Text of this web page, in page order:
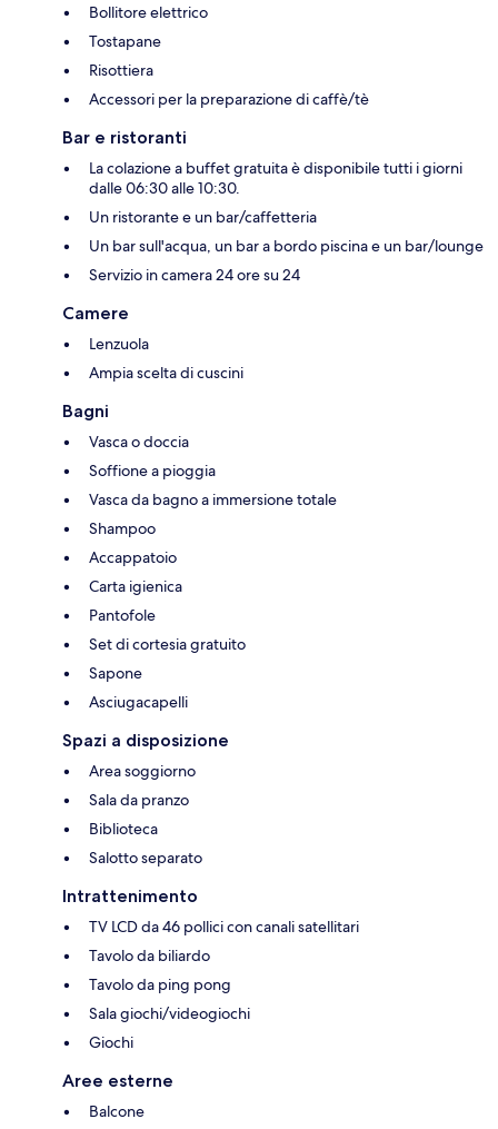
Bollitore elettrico
Tostapane
Risottiera
Accessori per la preparazione di caffè/tè
Bar e ristoranti
La colazione a buffet gratuita è disponibile tutti i giorni
dalle 06:30 alle 10:30.
Un ristorante e un bar/caffetteria
Un bar sull'acqua, un bar a bordo piscina e un bar/lounge
Servizio in camera 24 ore su 24
Camere
Lenzuola
Ampia scelta di cuscini
Bagni
Vasca o doccia
Soffione a pioggia
Vasca da bagno a immersione totale
Shampoo
Accappatoio
Carta igienica
Pantofole
Set di cortesia gratuito
Sapone
Asciugacapelli
Spazi a disposizione
Area soggiorno
Sala da pranzo
Biblioteca
Salotto separato
Intrattenimento
TV LCD da 46 pollici con canali satellitari
Tavolo da biliardo
Tavolo da ping pong
Sala giochi/videogiochi
Giochi
Aree esterne
Balcone